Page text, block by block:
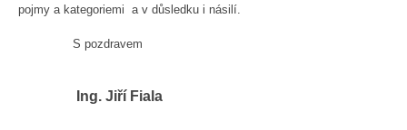
pojmy a kategoriemi a v důsledku i násilí.
S pozdravem
Ing. Jiří Fiala